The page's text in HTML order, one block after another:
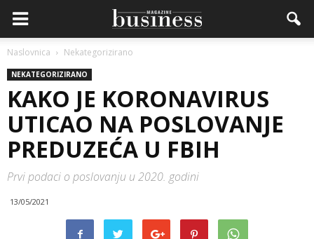
Naslovnica Nekategorizirano
NEKATEGORIZIRANO
KAKO JE KORONAVIRUS
UTICAO NA POSLOVANJE
PREDUZEĆA U FBIH
Prvi podaci o poslovanju u 2020. godini
13/05/2021